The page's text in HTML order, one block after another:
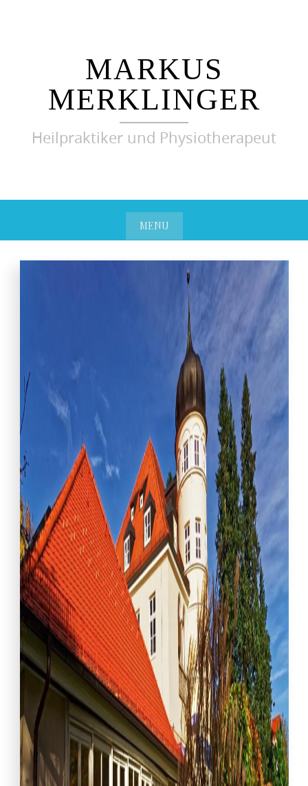
MARKUS
MERKLINGER
Heilpraktiker und Physiotherapeut
MENU